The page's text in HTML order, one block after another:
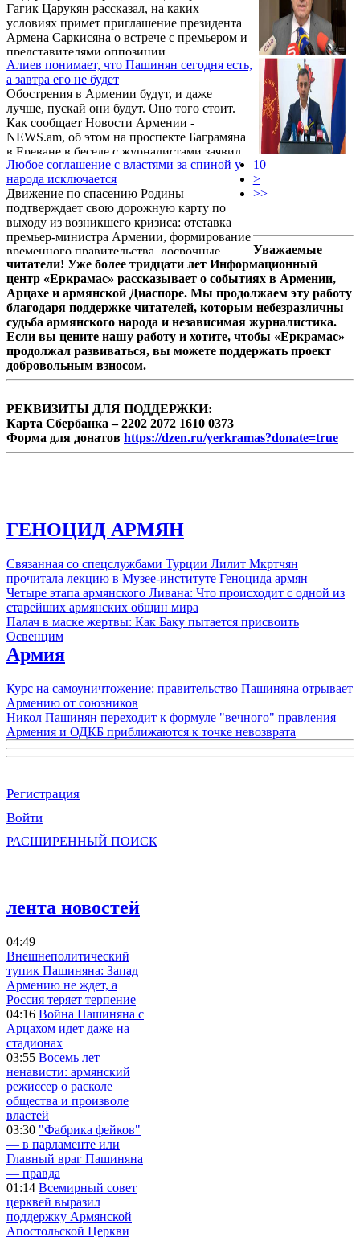
предложили свою повестку дня и
выдвинули свои условия для встречи,
формат встречи за одним столом на данном
этапе становится нереализуемым. Как
сообщает Новости Армении - NEWS.am, об
этом с соответствующим заявлением ...
Гагик Царукян рассказал, на каких
условиях примет приглашение президента
Армена Саркисяна о встрече с премьером и
представителями оппозиции.
Алиев понимает, что Пашинян сегодня есть,
а завтра его не будет
Обострения в Армении будут, и даже
лучше, пускай они будут. Оно того стоит.
Как сообщает Новости Армении -
NEWS.am, об этом на проспекте Баграмяна
в Ереване в беседе с журналистами заявил
12 марта кандидат на пост премьер-
министра от Движения по спасению
Родины Вазген Манукян. Политика, в
большей степени, по его собственному
признанию, беспокоит другое обострение,
которое может произойти вокруг границ
Сюникской области Армении.
Любое соглашение с властями за спиной у
народа исключается
Движение по спасению Родины
подтверждает свою дорожную карту по
выходу из возникшего кризиса: отставка
премьер-министра Армении, формирование
временного правительства, досрочные
парламентские выборы.
10
>
>>
Уважаемые
читатели! Уже более тридцати лет Информационный
центр «Еркрамас» рассказывает о событиях в Армении,
Арцахе и армянской Диаспоре. Мы продолжаем эту работу
благодаря поддержке читателей, которым небезразличны
судьба армянского народа и независимая журналистика.
Если вы цените нашу работу и хотите, чтобы «Еркрамас»
продолжал развиваться, вы можете поддержать проект
добровольным взносом.
РЕКВИЗИТЫ ДЛЯ ПОДДЕРЖКИ:
Карта Сбербанка – 2202 2072 1610 0373
Форма для донатов https://dzen.ru/yerkramas?donate=true
ГЕНОЦИД АРМЯН
Связанная со спецслужбами Турции Лилит Мкртчян
прочитала лекцию в Музее-институте Геноцида армян
Четыре этапа армянского Ливана: Что происходит с одной из
старейших армянских общин мира
Палач в маске жертвы: Как Баку пытается присвоить
Освенцим
Армия
Курс на самоуничтожение: правительство Пашиняна отрывает
Армению от союзников
Никол Пашинян переходит к формуле "вечного" правления
Армения и ОДКБ приближаются к точке невозврата
Регистрация
Войти
РАСШИРЕННЫЙ ПОИСК
лента новостей
04:49
Внешнеполитический
тупик Пашиняна: Запад
Армению не ждет, а
Россия теряет терпение
04:16 Война Пашиняна с
Арцахом идет даже на
стадионах
03:55 Восемь лет
ненависти: армянский
режиссер о расколе
общества и произволе
властей
03:30 "Фабрика фейков"
— в парламенте или
Главный враг Пашиняна
— правда
01:14 Всемирный совет
церквей выразил
поддержку Армянской
Апостольской Церкви